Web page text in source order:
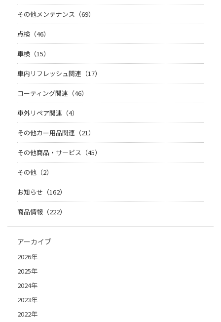
その他メンテナンス（69）
点検（46）
車検（15）
車内リフレッシュ関連（17）
コーティング関連（46）
車外リペア関連（4）
その他カー用品関連（21）
その他商品・サービス（45）
その他（2）
お知らせ（162）
商品情報（222）
アーカイブ
2026年
2025年
2024年
2023年
2022年